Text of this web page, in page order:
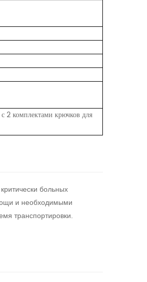
2 комплектами крючков для
больных
и необходимыми
транспортировки.